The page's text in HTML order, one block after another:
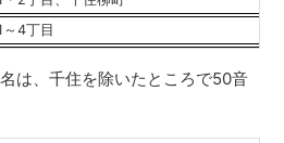
4丁目
名は、千住を除いたところで50音